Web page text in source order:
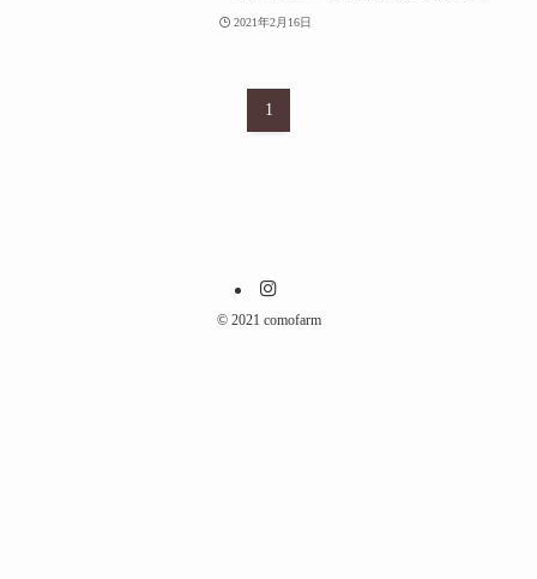
2021年2月16日
1
©2021 comofarm